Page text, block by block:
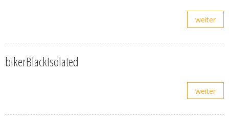
weiter
bikerBlackIsolated
weiter